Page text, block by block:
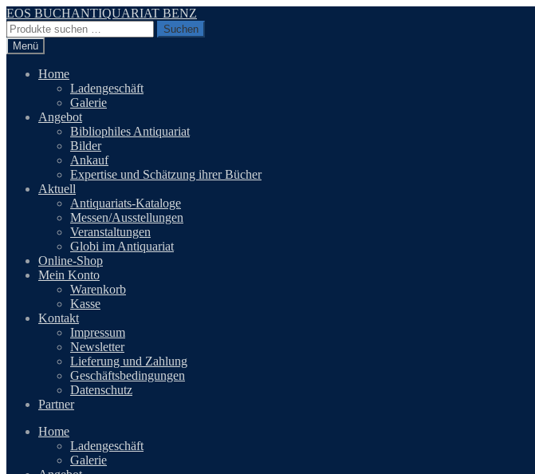
Zur
Navigation
springen
Zum
Inhalt
springen
EOS BUCHANTIQUARIAT BENZ
Suchen
nach:
Suchen
Menü
Home
Ladengeschäft
Galerie
Angebot
Bibliophiles Antiquariat
Bilder
Ankauf
Expertise und Schätzung ihrer Bücher
Aktuell
Antiquariats-Kataloge
Messen/Ausstellungen
Veranstaltungen
Globi im Antiquariat
Online-Shop
Mein Konto
Warenkorb
Kasse
Kontakt
Impressum
Newsletter
Lieferung und Zahlung
Geschäftsbedingungen
Datenschutz
Partner
Home
Ladengeschäft
Galerie